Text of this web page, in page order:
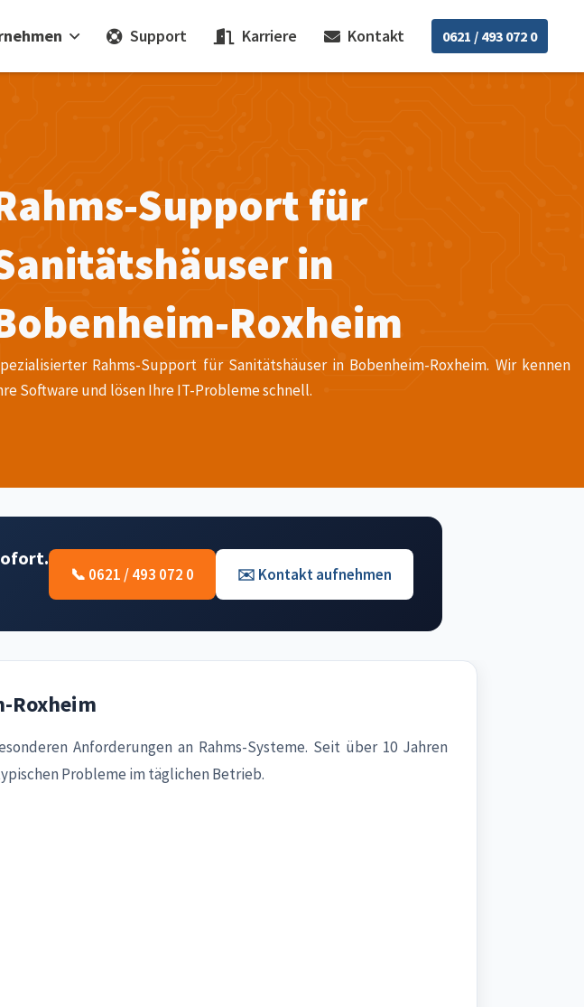
Support Karriere Kontakt 0621 / 493 072 0
Support für
in
Roxheim
Rahms-Support für Sanitätshäuser in Bobenheim-Roxheim. Wir kennen
Software und lösen Ihre IT-Probleme schnell.
📞 0621 / 493 072 0 ✉️ Kontakt aufnehmen
Roxheim
Anforderungen an Rahms-Systeme. Seit über 10 Jahren
Probleme im täglichen Betrieb.